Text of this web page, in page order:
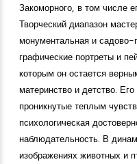
Закоморного, в том числе
Творческий диапазон
монументальная и садово-
графические портреты и
которым он остается
материнство и детство.
проникнутые теплым
психологическая
наблюдательность. В
изображениях животных и